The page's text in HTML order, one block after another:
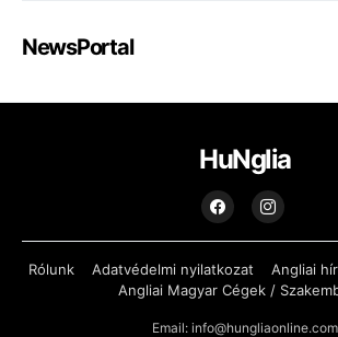
NewsPortal
HuNglia
Rólunk Adatvédelmi nyilatkozat Angliai
Angliai Magyar Cégek /
Email: info@hungliaonline.com